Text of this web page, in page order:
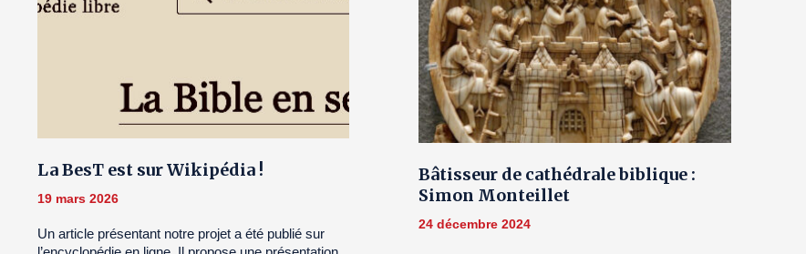
La BesT est sur Wikipédia !
19 mars 2026
Un article présentant notre projet a été publié sur
Bâtisseur de cathédrale biblique :
Simon Monteillet
24 décembre 2024